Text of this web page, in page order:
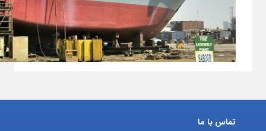
تماس با ما